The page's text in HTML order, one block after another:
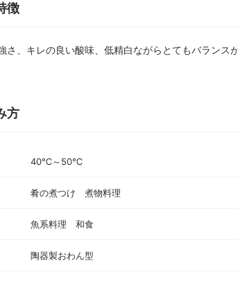
徴
さ、キレの良い酸味、低精白ながらとてもバランス
方
40℃～50℃
肴の煮つけ 煮物料理
魚系料理 和食
陶器製おわん型